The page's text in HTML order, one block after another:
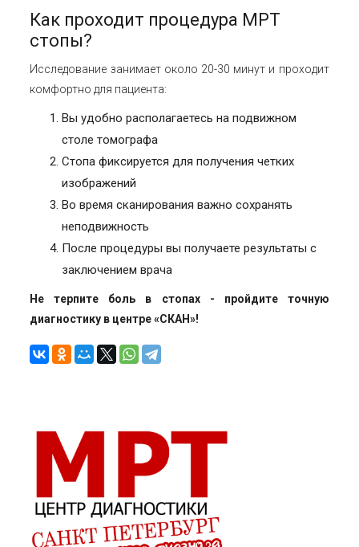
Как проходит процедура МРТ
стопы?
Исследование занимает около 20-30 минут и проходит
комфортно для пациента:
Вы удобно располагаетесь на подвижном
столе томографа
Стопа фиксируется для получения четких
изображений
Во время сканирования важно сохранять
неподвижность
После процедуры вы получаете результаты с
заключением врача
Не терпите боль в стопах - пройдите точную
диагностику в центре «СКАН»!